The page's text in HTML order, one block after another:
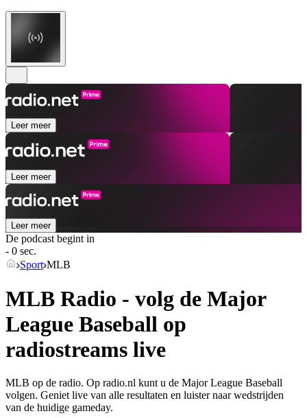
Leer meer
Leer meer
Leer meer
De podcast begint in
- 0 sec.
Sport MLB
MLB Radio - volg de Major
League Baseball op
radiostreams live
MLB op de radio. Op radio.nl kunt u de Major League Baseball
volgen. Geniet live van alle resultaten en luister naar wedstrijden
van de huidige gameday.